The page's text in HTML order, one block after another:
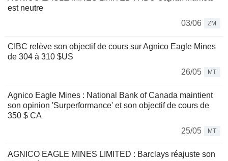
est neutre
03/06
ZM
CIBC relève son objectif de cours sur Agnico Eagle Mines
de 304 à 310 $US
26/05
MT
Agnico Eagle Mines : National Bank of Canada maintient
son opinion 'Surperformance' et son objectif de cours de
350 $ CA
25/05
MT
AGNICO EAGLE MINES LIMITED : Barclays réajuste son